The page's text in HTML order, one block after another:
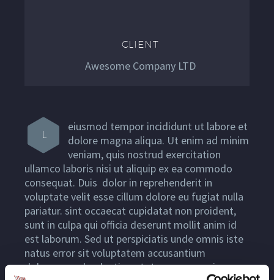
CLIENT
Awesome Company LTD
L
eiusmod tempor incididunt ut labore et
dolore magna aliqua. Ut enim ad minim
veniam, quis nostrud exercitation
ullamco laboris nisi ut aliquip ex ea commodo
consequat. Duis dolor in reprehenderit in
voluptate velit esse cillum dolore eu fugiat nulla
pariatur. sint occaecat cupidatat non proident,
sunt in culpa qui officia deserunt mollit anim id
est laborum. Sed ut perspiciatis unde omnis iste
natus error sit voluptatem accusantium
doloremque laudantium, totam rem aperiam,